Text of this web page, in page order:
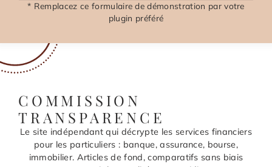
* Remplacez ce formulaire de démonstration par votre
plugin préféré
COMMISSION
TRANSPARENCE
Le site indépendant qui décrypte les services financiers
pour les particuliers : banque, assurance, bourse,
immobilier. Articles de fond, comparatifs sans biais